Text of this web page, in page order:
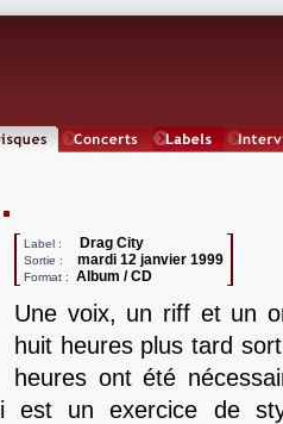
Label : Drag City
Sortie : mardi 12 janvier 1999
Format : Album / CD
Une voix, un riff et un
huit heures plus tard
heures ont été
est un exercice de